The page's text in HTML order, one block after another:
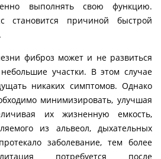
выполнять свою функцию.
становится причиной быстрой
фиброз может и не развиться
участки. В этом случае
никаких симптомов. Однако
минимизировать, улучшая
их жизненную емкость,
из альвеол, дыхательных
заболевание, тем более
потребуется после